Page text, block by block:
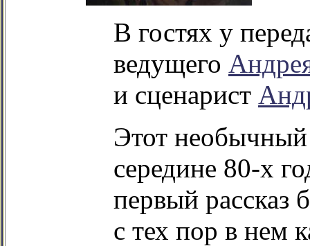
В гостях у
ведущего
и сценарист
Этот необычный
середине 80-х
первый рассказ
с тех пор в нем